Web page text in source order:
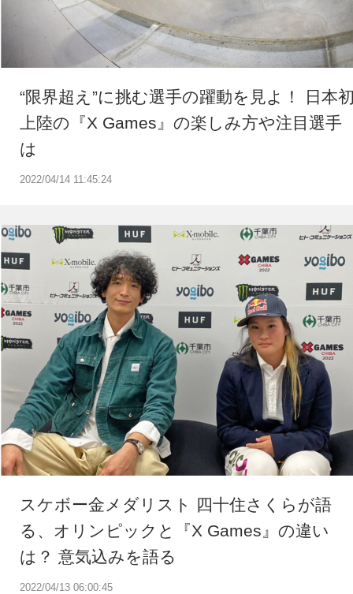
2022/04/14 11:45:24
“限界超え”に挑む選手の躍動を見よ！ 日本
上陸の『X Games』の楽しみ方や注目選手
は
2022/04/13 06:00:45
スケボー金メダリスト 四十住さくらが語
る、オリンピックと『X Games』の違い
は？ 意気込みを語る